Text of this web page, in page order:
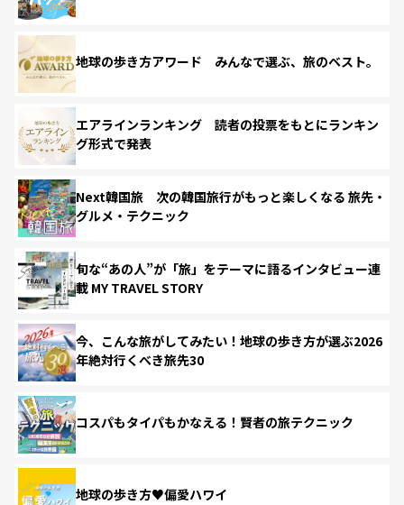
地球の歩き方アワード みんなで選ぶ、旅のベスト。
エアラインランキング 読者の投票をもとにランキン
グ形式で発表
Next韓国旅 次の韓国旅行がもっと楽しくなる 旅先・
グルメ・テクニック
旬な“あの人”が「旅」をテーマに語るインタビュー連
載 MY TRAVEL STORY
今、こんな旅がしてみたい！地球の歩き方が選ぶ2026
年絶対行くべき旅先30
コスパもタイパもかなえる！賢者の旅テクニック
地球の歩き方♥偏愛ハワイ